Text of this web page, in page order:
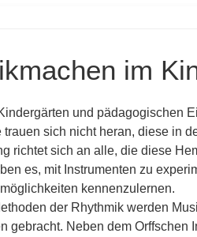
im
und pädagogischen
trauen sich nicht heran, diese in
richtet sich an alle, die diese
es, mit Instrumenten zu
kennenzulernen.
der Rhythmik werden
gebracht. Neben dem